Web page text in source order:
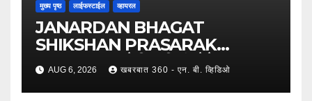
मुख्य पृष्ठ लाईफस्टाईल व्हायरल
JANARDAN BHAGAT
SHIKSHAN PRASARAK
SANSTHA: जेबीएसपी संस्थेचे मुख्य
प्रशासकीय कार्यालय आणि अत्याधुनिक मूट
कोर्टचे थाटात लोकार्पण !
AUG 6, 2026 खबरबात 360 - एन. बी. व्हिडिओ